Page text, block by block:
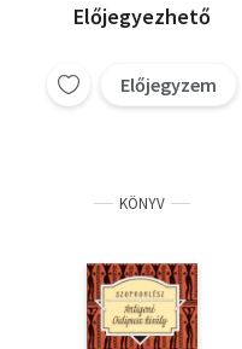
Előjegyezhető
Előjegyzem
KÖNYV